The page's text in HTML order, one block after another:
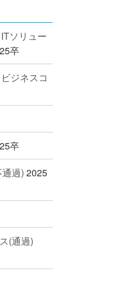
ソリュー
卒
ジネスコ
卒
過) 2025
(通過)